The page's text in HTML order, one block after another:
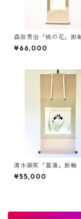
森田秀治「桃の花」掛
切立）
¥66,000
清水御笑「菖蒲」掛軸
横）
¥55,000